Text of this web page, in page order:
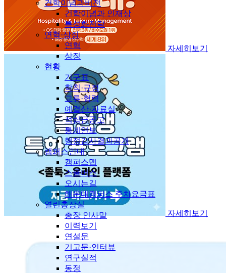
자세히보기
자세히보기
건학이념과비전
건학이념과 인재상
특성화전략
연혁·상징
연혁
상징
현황
기구표
학칙·규정
교류·협력
예결산·자료실
적립금공고
통계연보
행정감사결과공개
캠퍼스안내
캠퍼스맵
스쿨버스
오시는길
해운대캠퍼스 주차요금표
열린총장실
총장 인사말
이력보기
연설문
기고문·인터뷰
연구실적
동정